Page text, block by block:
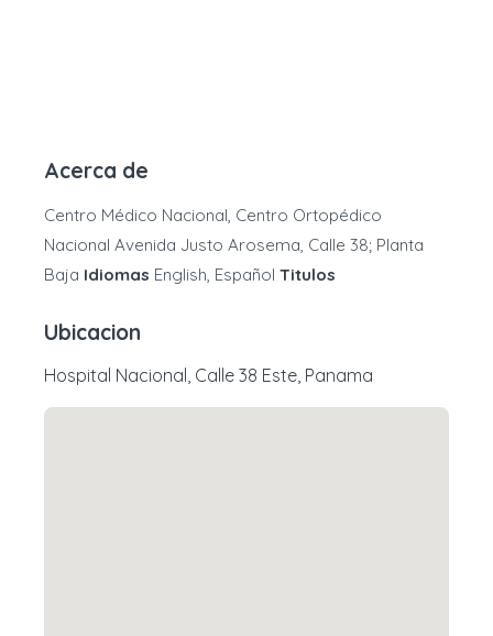
Acerca de
Centro Médico Nacional, Centro Ortopédico
Nacional Avenida Justo Arosema, Calle 38; Planta
Baja Idiomas English, Español Titulos
Ubicacion
Hospital Nacional, Calle 38 Este, Panama